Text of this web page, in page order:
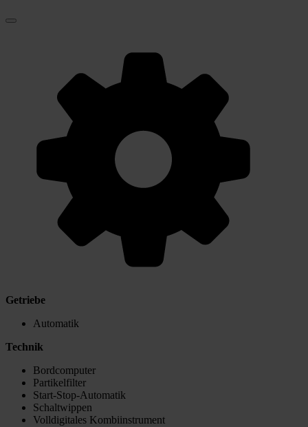
Getriebe
Automatik
Technik
Bordcomputer
Partikelfilter
Start-Stop-Automatik
Schaltwippen
Volldigitales Kombiinstrument